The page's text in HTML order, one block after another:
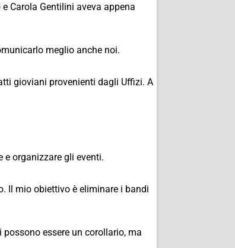
Carola Gentilini aveva appena
meglio anche noi.
gioviani provenienti dagli Uffizi. A
e organizzare gli eventi.
Il mio obiettivo è eliminare i bandi
essere un corollario, ma